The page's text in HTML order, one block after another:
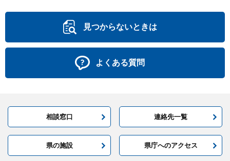
見つからないときは
よくある質問
相談窓口 連絡先一覧
県の施設 県庁へのアクセス